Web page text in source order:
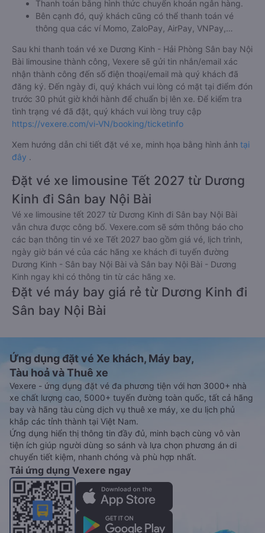
Thanh toán bằng hình thức chuyển khoản ngân hàng.
Bên cạnh đó, quý khách cũng có thể thanh toán vé
thông qua các ví Momo, ZaloPay, AirPay, VNPay,…
Sau khi thanh toán vé xe Dương Kinh - Hải Phòng Sân bay Nội
Bài limousine thành công, Vexere sẽ gửi tin nhắn/email xác
nhận thành công đến số điện thoại/email mà quý khách đã
đăng ký. Đến ngày đi, quý khách vui lòng có mặt tại điểm đón
trước 30 phút giờ khởi hành để chuẩn bị lên xe. Để kiểm tra
tình trạng vé đã đặt, quý khách vui lòng truy cập
https://vexere.com/vi-VN/booking/ticketinfo
Xem hướng dẫn chi tiết đặt vé xe, minh họa bằng hình ảnh tại
đây .
Đặt vé xe limousine Tết 2027 từ Dương
Kinh đi Sân bay Nội Bài
Vé xe limousine tết 2027 từ Dương Kinh đi Sân bay Nội Bài
vẫn chưa được công bố. Vexere.com sẽ sớm thông báo cho
các bạn thông tin vé xe Tết 2027 bao gồm giá vé, lịch trình,
ngày giờ bán vé của các hãng xe khách đi tuyến đường
Dương Kinh - Sân bay Nội Bài và Sân bay Nội Bài - Dương
Kinh ngay khi có thông tin từ các hãng xe.
Đặt vé máy bay giá rẻ từ Dương Kinh đi
Sân bay Nội Bài
Ứng dụng đặt vé Xe khách, Máy bay,
Tàu hoả và Thuê xe
Vexere - ứng dụng đặt vé đa phương tiện với hơn 3000+ nhà
xe chất lượng cao, 5000+ tuyến đường toàn quốc, tất cả hãng
bay và hãng tàu cùng dịch vụ thuê xe máy, xe du lịch phủ
khắp các tỉnh thành tại Việt Nam.
Ứng dụng hiển thị thông tin đầy đủ, minh bạch cùng vô vàn
tiện ích giúp người dùng so sánh và lựa chọn phương án di
chuyển tiết kiệm, nhanh chóng và phù hợp nhất.
Tải ứng dụng Vexere ngay